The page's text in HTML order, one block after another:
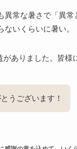
常な暑さで「異
いくらいに暑い。
ありました。皆様
うございます！